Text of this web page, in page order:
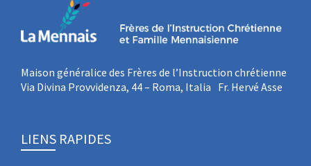
Maison généralice des Frères de l’Instruction chrétienne
Via Divina Provvidenza, 44 – Roma, Italia Fr. Hervé Asse
LIENS RAPIDES